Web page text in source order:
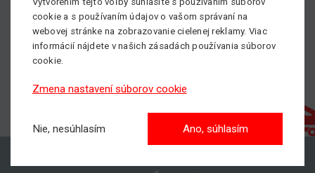
cookie a s používaním údajov o vašom správaní na
webovej stránke na zobrazovanie cielenej reklamy. Viac
informácií nájdete v našich zásadách používania súborov
cookie.
Zmena nastavení súborov cookie
Nie, nesúhlasím Ano, súhlasím